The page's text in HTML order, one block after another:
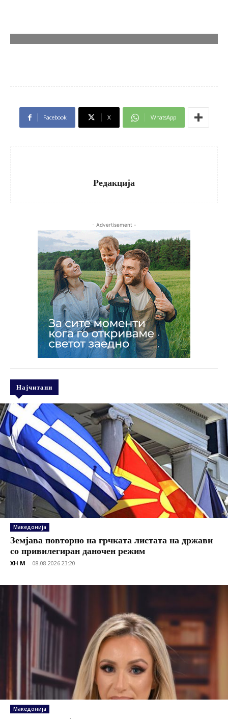
Facebook X WhatsApp
Редакција
- Advertisement -
Најчитани
Македонија
Земјава повторно на грчката листата на држави
со привилегиран даночен режим
XH M - 08.08.2026 23:20
Македонија